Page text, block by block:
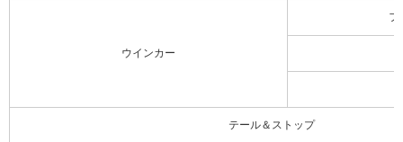
ウインカー
フ
テール＆ストップ